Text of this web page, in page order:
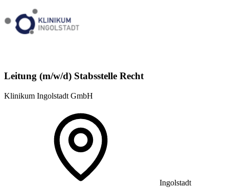
Leitung (m/w/d) Stabsstelle Recht
Klinikum Ingolstadt GmbH
Ingolstadt